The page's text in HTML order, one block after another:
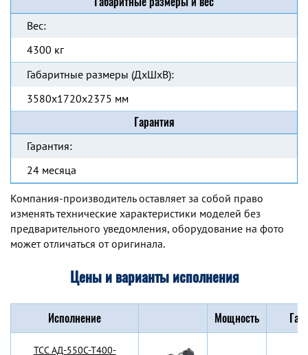
Вес:
4300 кг
Габаритные размеры (ДхШхВ):
3580x1720x2375 мм
Гарантия
Гарантия:
24 месяца
Компания-производитель оставляет за собой право
изменять технические характеристики моделей без
предварительного уведомления, оборудование на фото
может отличаться от оригинала.
Цены и варианты исполнения
Исполнение Мощность
TCC АД-550С-Т400-